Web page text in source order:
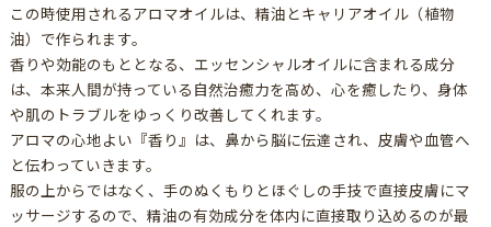
この時使用されるアロマオイルは、精油とキャリアオイル（植物
油）で作られます。
香りや効能のもととなる、エッセンシャルオイルに含まれる成分
は、本来人間が持っている自然治癒力を高め、心を癒したり、身体
や肌のトラブルをゆっくり改善してくれます。
アロマの心地よい『香り』は、鼻から脳に伝達され、皮膚や血管へ
と伝わっていきます。
服の上からではなく、手のぬくもりとほぐしの手技で直接皮膚にマ
ッサージするので、精油の有効成分を体内に直接取り込めるのが最